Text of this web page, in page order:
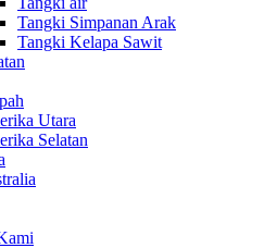
Tangki Simpanan Arak
Tangki Kelapa Sawit
Utara
Selatan